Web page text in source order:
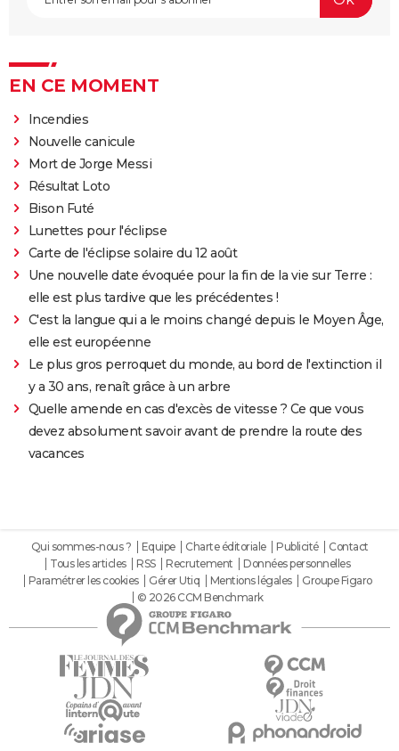
EN CE MOMENT
Incendies
Nouvelle canicule
Mort de Jorge Messi
Résultat Loto
Bison Futé
Lunettes pour l'éclipse
Carte de l'éclipse solaire du 12 août
Une nouvelle date évoquée pour la fin de la vie sur Terre :
elle est plus tardive que les précédentes !
C'est la langue qui a le moins changé depuis le Moyen Âge,
elle est européenne
Le plus gros perroquet du monde, au bord de l'extinction il
y a 30 ans, renaît grâce à un arbre
Quelle amende en cas d'excès de vitesse ? Ce que vous
devez absolument savoir avant de prendre la route des
vacances
Qui sommes-nous ? Equipe Charte éditoriale Publicité
Contact
Tous les articles
RSS Recrutement
Données personnelles
Paramétrer les cookies
Gérer Utiq Mentions légales
Groupe Figaro
© 2026 CCM Benchmark